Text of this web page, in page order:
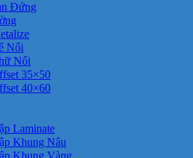
Đứng
Nổi
Nổi
35×50
40×60
Laminate
Khung Nâu
Khung Vàng